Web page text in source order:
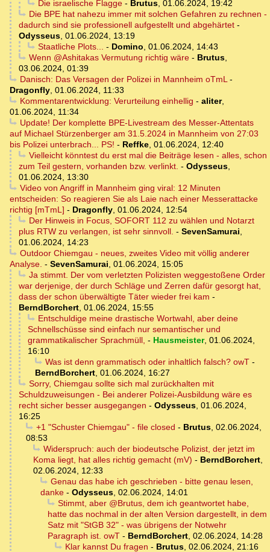
Die israelische Flagge- Brutus, 01.06.2024, 19:42
Die BPE hat nahezu immer mit solchen Gefahren zu rechnen -
dadurch sind sie professionell aufgestellt und abgehärtet -
Odysseus, 01.06.2024, 13:19
Staatliche Plots... - Domino, 01.06.2024, 14:43
Wenn @Ashitakas Vermutung richtig wäre- Brutus,
03.06.2024, 01:39
Danisch: Das Versagen der Polizei in Mannheim oTmL-
Dragonfly, 01.06.2024, 11:33
Kommentarentwicklung: Verurteilung einhellig - aliter,
01.06.2024, 11:34
Update! Der komplette BPE-Livestream des Messer-Attentats
auf Michael Stürzenberger am 31.5.2024 in Mannheim von 27:03
bis Polizei unterbrach... PS! - Reffke, 01.06.2024, 12:40
Vielleicht könntest du erst mal die Beiträge lesen - alles, schon
zum Teil gestern, vorhanden bzw. verlinkt. - Odysseus,
01.06.2024, 13:30
Video von Angriff in Mannheim ging viral: 12 Minuten
entscheiden: So reagieren Sie als Laie nach einer Messerattacke
richtig [mTmL] - Dragonfly, 01.06.2024, 12:54
Der Hinweis in Focus, SOFORT 112 zu wählen und Notarzt
plus RTW zu verlangen, ist sehr sinnvoll. - SevenSamurai,
01.06.2024, 14:23
Outdoor Chiemgau - neues, zweites Video mit völlig anderer
Analyse. - SevenSamurai, 01.06.2024, 15:05
Ja stimmt. Der vom verletzten Polizisten weggestoßene Order
war derjenige, der durch Schläge und Zerren dafür gesorgt hat,
dass der schon überwältigte Täter wieder frei kam -
BerndBorchert, 01.06.2024, 15:55
Entschuldige meine drastische Wortwahl, aber deine
Schnellschüsse sind einfach nur semantischer und
grammatikalischer Sprachmüll, - Hausmeister, 01.06.2024,
16:10
Was ist denn grammatisch oder inhaltlich falsch? owT-
BerndBorchert, 01.06.2024, 16:27
Sorry, Chiemgau sollte sich mal zurückhalten mit
Schuldzuweisungen - Bei anderer Polizei-Ausbildung wäre es
recht sicher besser ausgegangen - Odysseus, 01.06.2024,
16:25
+1 "Schuster Chiemgau" - file closed - Brutus, 02.06.2024,
08:53
Widerspruch: auch der biodeutsche Polizist, der jetzt im
Koma liegt, hat alles richtig gemacht (mV) - BerndBorchert,
02.06.2024, 12:33
Genau das habe ich geschrieben - bitte genau lesen,
danke - Odysseus, 02.06.2024, 14:01
Stimmt, aber @Brutus, dem ich geantwortet habe,
hatte das nochmal in der alten Version dargestellt, in dem
Satz mit "StGB 32" - was übrigens der Notwehr
Paragraph ist. owT - BerndBorchert, 02.06.2024, 14:28
Klar kannst Du fragen - Brutus, 02.06.2024, 21:16